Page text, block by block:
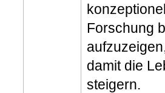
Forschung
damit die
steigern.